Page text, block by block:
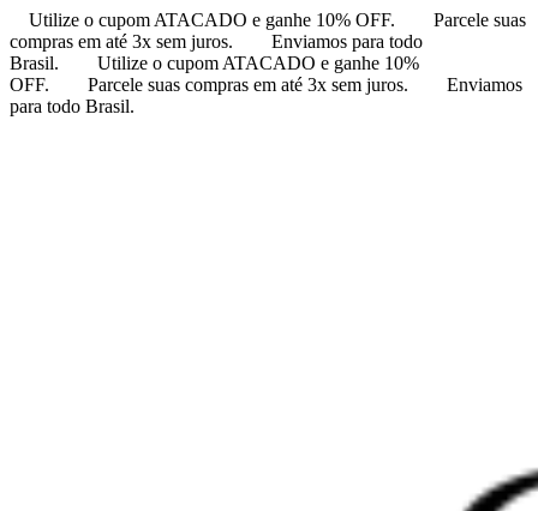
Utilize o cupom ATACADO e ganhe 10% OFF.
Parcele suas
compras em até 3x sem juros.
Enviamos para todo
Brasil.
Utilize o cupom ATACADO e ganhe 10%
OFF.
Parcele suas compras em até 3x sem juros.
Enviamos
para todo Brasil.